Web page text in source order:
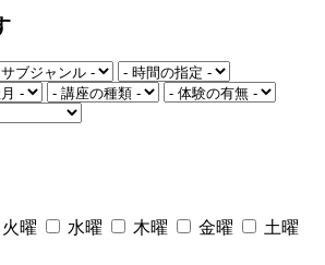
火曜 水曜 木曜 金曜 土曜